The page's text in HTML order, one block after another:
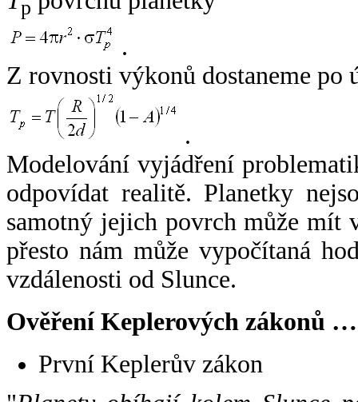
p
.
Z rovnosti výkonů dostaneme po
.
Modelování vyjádření
odpovídat realitě. Planetky
samotný jejich povrch může mít
přesto nám může vypočítaná
vzdálenosti od Slunce.
Ověření Keplerových zákonů …
První Keplerův zákon